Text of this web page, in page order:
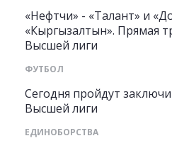
«Нефтчи» - «Талант» и
«Кыргызалтын». Прямая
Высшей лиги
ФУТБОЛ
Сегодня пройдут
Высшей лиги
ЕДИНОБОРСТВА